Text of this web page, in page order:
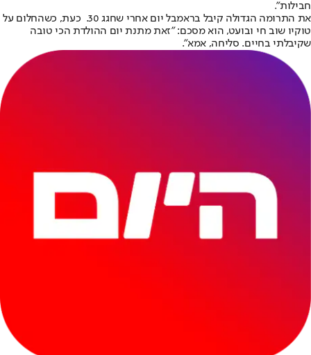
חבילות".
את התרומה הגדולה קיבל בראמבל יום אחרי שחגג ‭ .30‬ כעת, כשהחלום על
טוקיו שוב חי ובועט, הוא מסכם: "זאת מתנת יום ההולדת הכי טובה
שקיבלתי בחיים. סליחה, אמא".